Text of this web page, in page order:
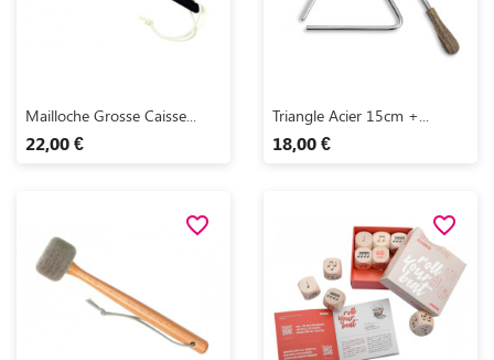
 Aperçu rapide
Mailloche Grosse Caisse...
22,00 €
 Aperçu rapide
Triangle Acier 15cm +...
18,00 €
favorite_border favorite_border